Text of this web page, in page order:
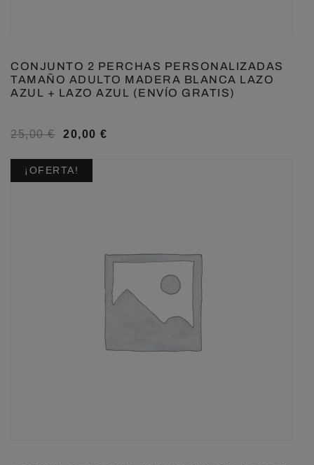
CONJUNTO 2 PERCHAS PERSONALIZADAS
TAMAÑO ADULTO MADERA BLANCA LAZO
AZUL + LAZO AZUL (ENVÍO GRATIS)
25,00€ 20,00 €
¡OFERTA!